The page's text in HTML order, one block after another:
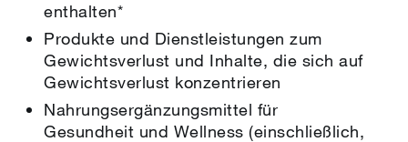
enthalten*
Produkte und Dienstleistungen zum
Gewichtsverlust und Inhalte, die sich auf
Gewichtsverlust konzentrieren
Nahrungsergänzungsmittel für
Gesundheit und Wellness (einschließlich,